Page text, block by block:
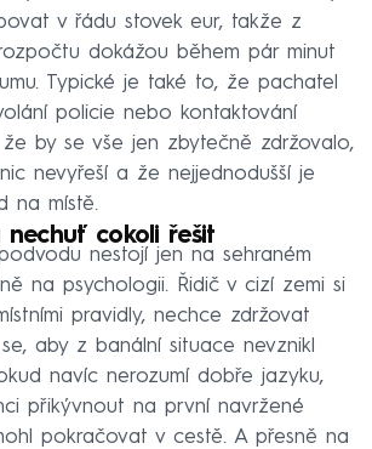
v řádu stovek eur, takže z
dokážou během pár minut
Typické je také to, že pachatel
policie nebo kontaktování
že by se vše jen zbytečně zdržovalo,
nevyřeší a že nejjednodušší je
na místě.
nechuť cokoli řešit
nestojí jen na sehraném
na psychologii. Řidič v cizí zemi si
pravidly, nechce zdržovat
aby z banální situace nevznikl
navíc nerozumí dobře jazyku,
přikývnout na první navržené
pokračovat v cestě. A přesně na